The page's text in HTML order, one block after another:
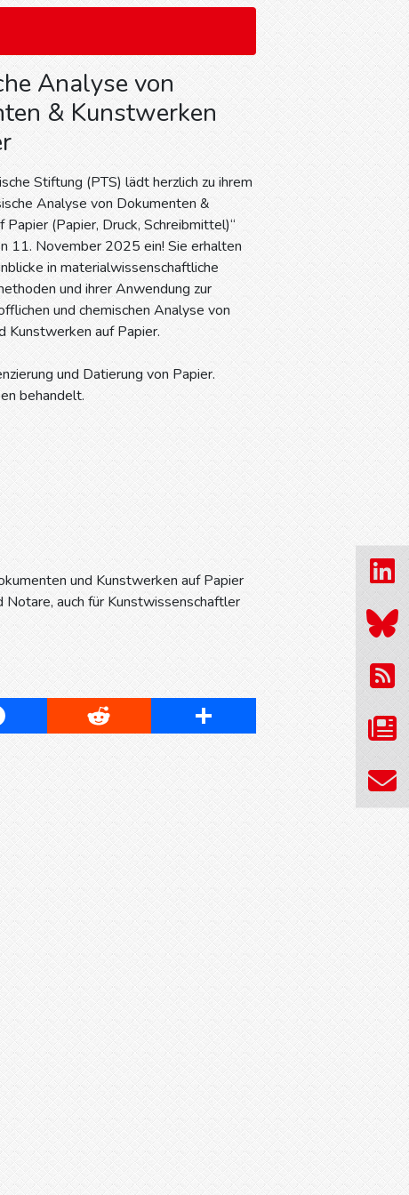
Analyse von
& Kunstwerken
Stiftung (PTS) lädt herzlich zu ihrem
Analyse von Dokumenten &
Papier (Papier, Druck, Schreibmittel)“
11. November 2025 ein! Sie erhalten
in materialwissenschaftliche
und ihrer Anwendung zur
und chemischen Analyse von
Kunstwerken auf Papier.
und Datierung von Papier.
behandelt.
und Kunstwerken auf Papier
auch für Kunstwissenschaftler
Reddit Share